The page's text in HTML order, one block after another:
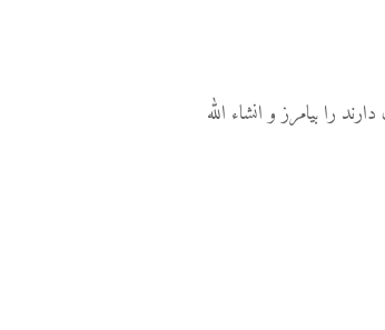
را بیامرز و انشاء الله